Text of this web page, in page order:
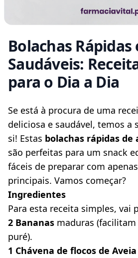
Bolachas Rápidas
Saudáveis:
para o Dia a Dia
Se está à procura de uma
deliciosa e saudável, temos a
si! Estas bolachas rápidas de
são perfeitas para um snack
fáceis de preparar com
principais. Vamos começar?
Ingredientes
Para esta receita simples, vai
2 Bananas maduras
puré).
1 Chávena de flocos de Aveia